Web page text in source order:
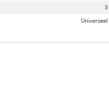
3
Universeel